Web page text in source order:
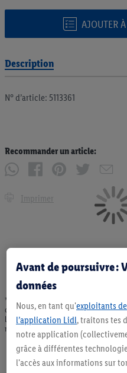
AJOUTER
Description
N° d’article: 5113361
Recommander un article:
Imprimer
* Offres valables dans la limite des
quantités usuelles pour un ménage.
l'objet de la publicité, notamment les
notre assortiment de produits
Avant de poursuivre :
données
Nous, en tant qu'exploitants
l’application Lidl, traitons tes
notre application
grâce à différentes
l'accès aux informations sur